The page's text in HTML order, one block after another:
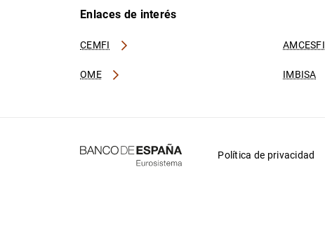
Enlaces de interés
CEMFI AMCESFI
OME IMBISA
Política de privacidad